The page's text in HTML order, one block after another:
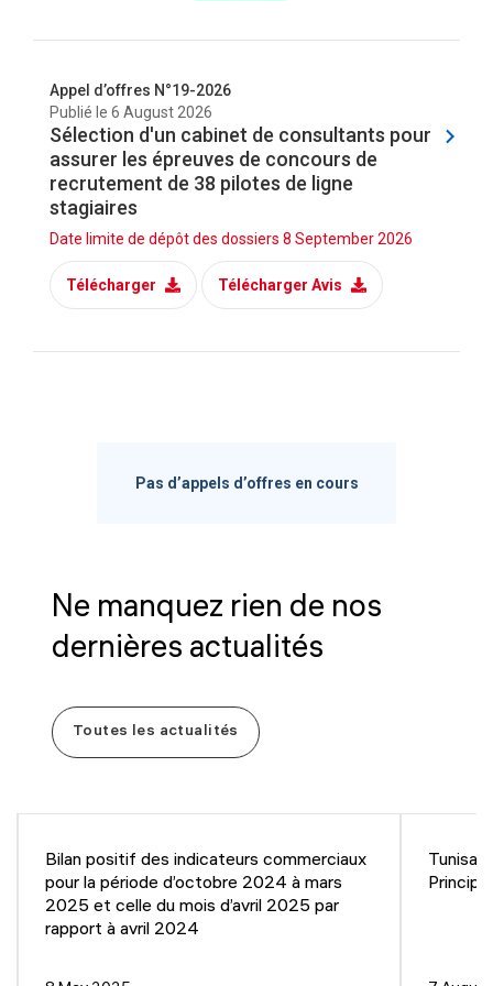
Appel d’offres N°19-2026
Publié le 6 August 2026
Sélection d'un cabinet de consultants pour
assurer les épreuves de concours de
recrutement de 38 pilotes de ligne
stagiaires
Date limite de dépôt des dossiers 8 September 2026
Télécharger Télécharger Avis
Pas d’appels d’offres en cours
Ne manquez rien de nos
dernières actualités
Toutes les actualités
Bilan positif des indicateurs commerciaux
pour la période d’octobre 2024 à mars
2025 et celle du mois d’avril 2025 par
rapport à avril 2024